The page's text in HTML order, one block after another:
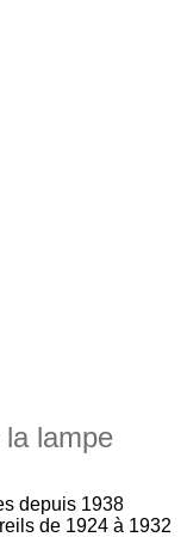
lampe
depuis 1938
de 1924 à 1932